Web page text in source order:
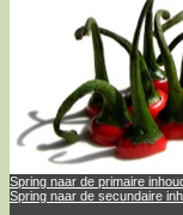
Spring naar de primaire
Spring naar de secundaire